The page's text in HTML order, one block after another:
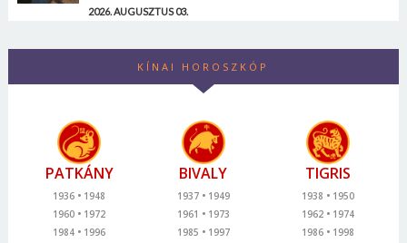
2026. AUGUSZTUS 03.
KÍNAI HOROSZKÓP
PATKÁNY
1936
1948
1960
1972
1984
1996
BIVALY
1937
1949
1961
1973
1985
1997
TIGRIS
1938
1950
1962
1974
1986
1998